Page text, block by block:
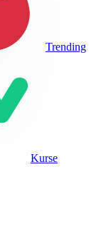
Trending
Kurse